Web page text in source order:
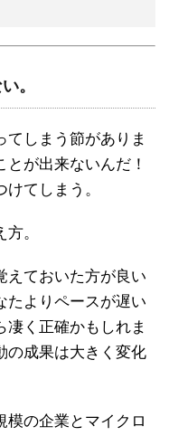
。
てしまう節がありま
が出来ないんだ！
てしまう。
。
えておいた方が良い
たよりペースが遅い
凄く正確かもしれま
の成果は大きく変化
模の企業とマイクロ